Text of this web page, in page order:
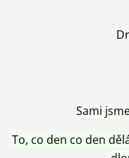
Sami
To, co den co den